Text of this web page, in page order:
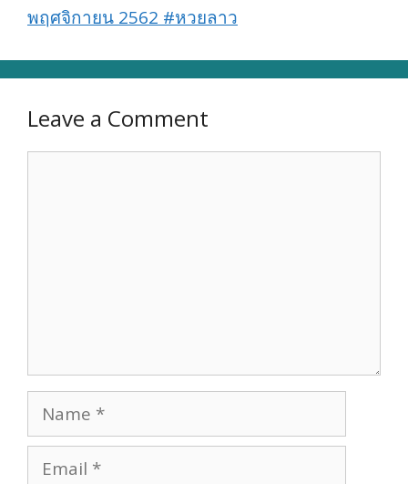
พฤศจิกายน 2562 #หวยลาว
Leave a Comment
Name
Email